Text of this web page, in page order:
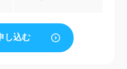
し込む